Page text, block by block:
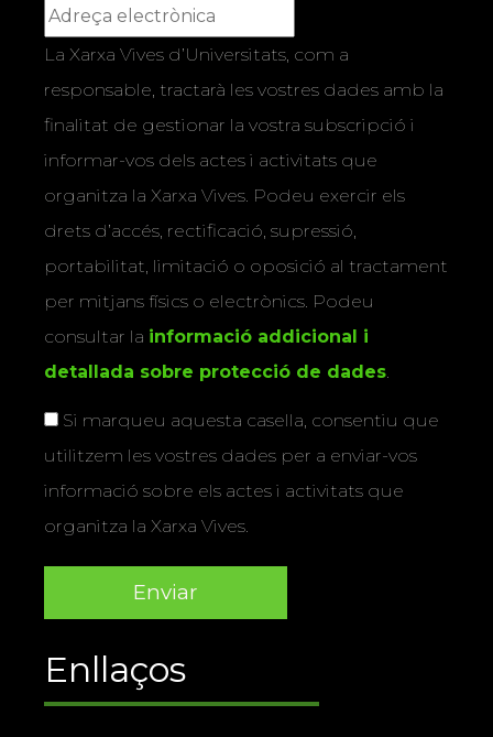
La Xarxa Vives d’Universitats, com a
responsable, tractarà les vostres dades amb la
finalitat de gestionar la vostra subscripció i
informar-vos dels actes i activitats que
organitza la Xarxa Vives. Podeu exercir els
drets d’accés, rectificació, supressió,
portabilitat, limitació o oposició al tractament
per mitjans físics o electrònics. Podeu
consultar la informació addicional i
detallada sobre protecció de dades.
Si marqueu aquesta casella, consentiu que
utilitzem les vostres dades per a enviar-vos
informació sobre els actes i activitats que
organitza la Xarxa Vives.
Enllaços